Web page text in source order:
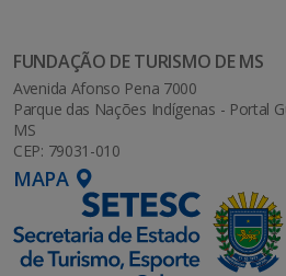
FUNDAÇÃO DE TURISMO DE MS
Avenida Afonso Pena 7000
Parque das Nações Indígenas - Portal
MS
CEP: 79031-010
MAPA